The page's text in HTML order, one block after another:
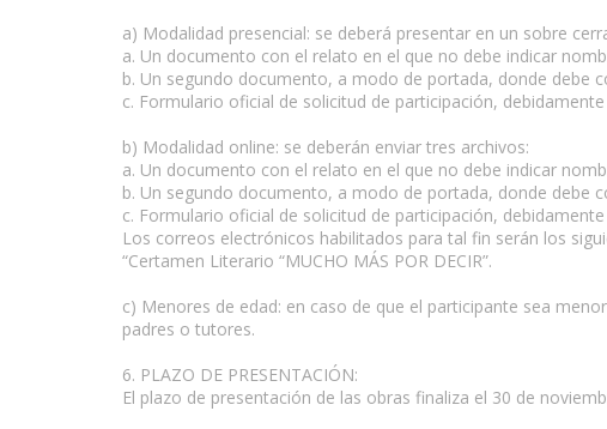
a) Modalidad presencial: se deberá presentar en un sobre
a. Un documento con el relato en el que no debe indicar
b. Un segundo documento, a modo de portada, donde debe
c. Formulario oficial de solicitud de participación,
b) Modalidad online: se deberán enviar tres archivos:
a. Un documento con el relato en el que no debe indicar
b. Un segundo documento, a modo de portada, donde debe
c. Formulario oficial de solicitud de participación,
Los correos electrónicos habilitados para tal fin serán los
“Certamen Literario “MUCHO MÁS POR DECIR”.
c) Menores de edad: en caso de que el participante sea
padres o tutores.
6. PLAZO DE PRESENTACIÓN:
El plazo de presentación de las obras finaliza el 30 de